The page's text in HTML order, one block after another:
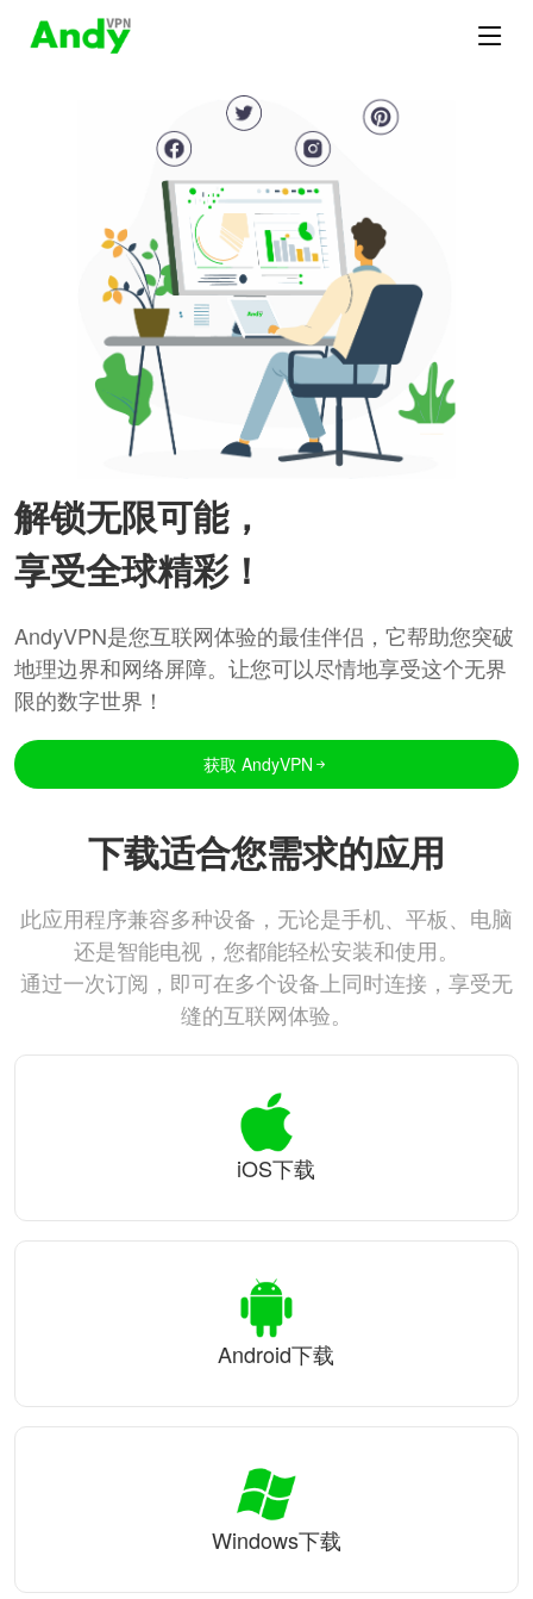
解锁无限可能，
享受全球精彩！
AndyVPN是您互联网体验的最佳伴侣，它帮助您突破
地理边界和网络屏障。让您可以尽情地享受这个无界
限的数字世界！
获取 AndyVPN
下载适合您需求的应用
此应用程序兼容多种设备，无论是手机、平板、电脑
还是智能电视，您都能轻松安装和使用。
通过一次订阅，即可在多个设备上同时连接，享受无
缝的互联网体验。
iOS下载
Android下载
Windows下载